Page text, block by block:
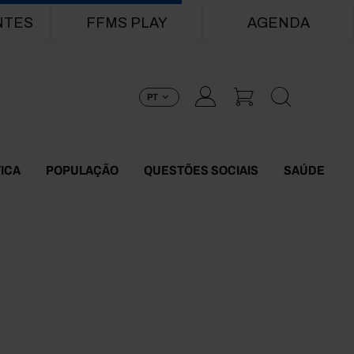
FFMS PLAY AGENDA
PT
POPULAÇÃO QUESTÕES SOCIAIS SAÚDE